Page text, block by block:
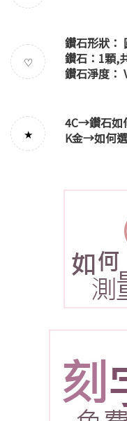
♡
鑽石形狀：
鑽石：1顆,
鑽石淨度：
★
4C→鑽石如
K金→如何選